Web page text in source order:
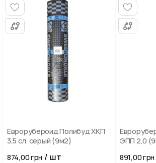
Еврорубероид Полибуд ХКП
3,5 сл. серый (9м2)
874,00 грн / шт
ЭПП 2,0
891,00 грн